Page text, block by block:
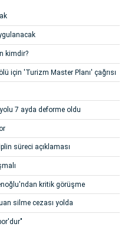
kimdir?
için 'Turizm Master Planı' çağrısı
7 ayda deforme oldu
süreci açıklaması
kritik görüşme
silme cezası yolda